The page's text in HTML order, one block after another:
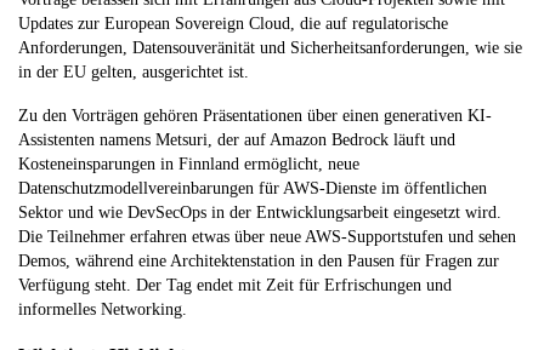
Updates zur European Sovereign Cloud, die auf regulatorische
Anforderungen, Datensouveränität und Sicherheitsanforderungen, wie sie
in der EU gelten, ausgerichtet ist.
Zu den Vorträgen gehören Präsentationen über einen generativen KI-
Assistenten namens Metsuri, der auf Amazon Bedrock läuft und
Kosteneinsparungen in Finnland ermöglicht, neue
Datenschutzmodellvereinbarungen für AWS-Dienste im öffentlichen
Sektor und wie DevSecOps in der Entwicklungsarbeit eingesetzt wird.
Die Teilnehmer erfahren etwas über neue AWS-Supportstufen und sehen
Demos, während eine Architektenstation in den Pausen für Fragen zur
Verfügung steht. Der Tag endet mit Zeit für Erfrischungen und
informelles Networking.